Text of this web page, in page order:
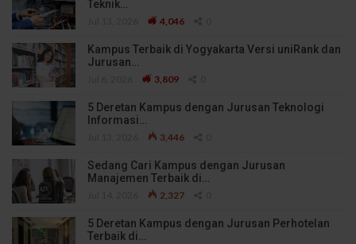
Teknik…
4,046
Kampus Terbaik di Yogyakarta Versi uniRank dan
Jurusan…
3,809
5 Deretan Kampus dengan Jurusan Teknologi
Informasi…
3,446
Sedang Cari Kampus dengan Jurusan
Manajemen Terbaik di…
2,327
5 Deretan Kampus dengan Jurusan Perhotelan
Terbaik di…